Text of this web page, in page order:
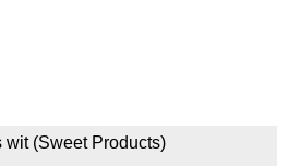
(Sweet Products)